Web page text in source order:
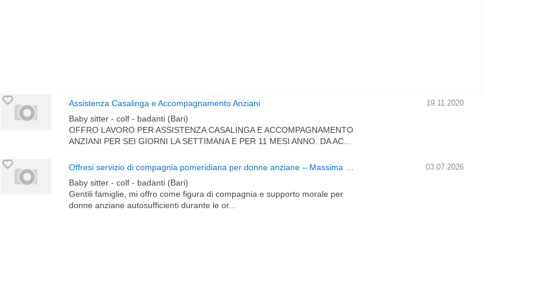
19.11.2020
Assistenza Casalinga e Accompagnamento Anziani
Baby sitter - colf - badanti (Bari)
OFFRO LAVORO PER ASSISTENZA CASALINGA E ACCOMPAGNAMENTO
ANZIANI PER SEI GIORNI LA SETTIMANA E PER 11 MESI ANNO. DA AC...
03.07.2026
Baby sitter - colf - badanti (Bari)
Gentili famiglie, mi offro come figura di compagnia e supporto morale per
donne anziane autosufficienti durante le or...